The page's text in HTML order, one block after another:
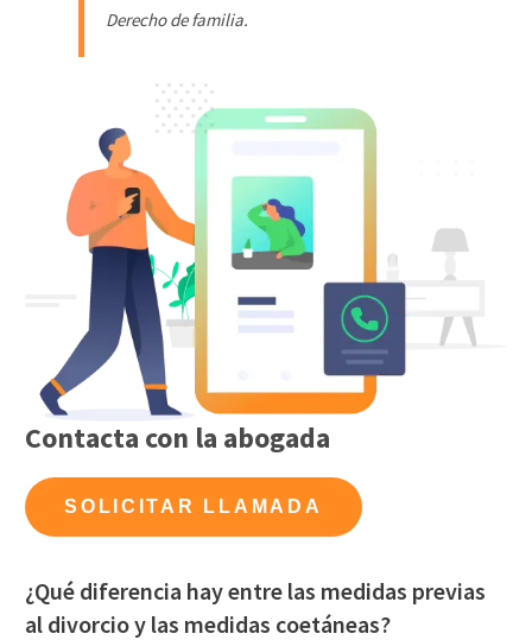
Derecho de familia.
Contacta con la abogada
SOLICITAR LLAMADA
¿Qué diferencia hay entre las medidas previas
al divorcio y las medidas coetáneas?